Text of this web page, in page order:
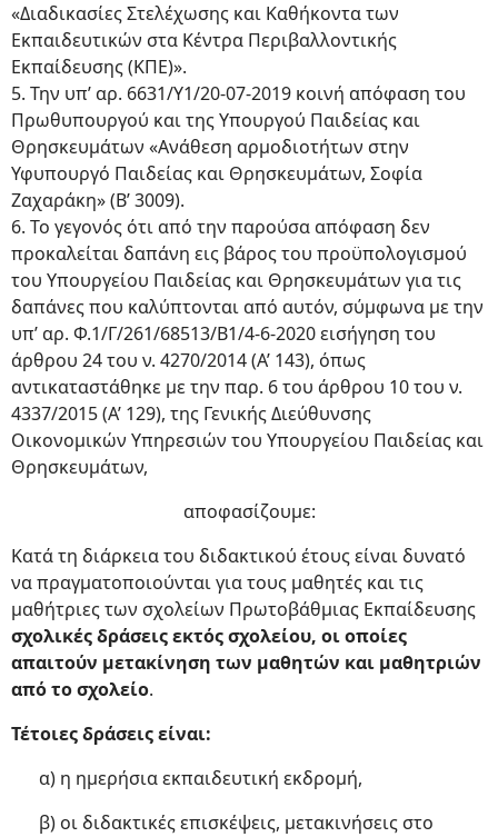
«Διαδικασίες Στελέχωσης και Καθήκοντα των
Εκπαιδευτικών στα Κέντρα Περιβαλλοντικής
Εκπαίδευσης (ΚΠΕ)».
5. Την υπ’ αρ. 6631/Υ1/20-07-2019 κοινή απόφαση του
Πρωθυπουργού και της Υπουργού Παιδείας και
Θρησκευμάτων «Ανάθεση αρμοδιοτήτων στην
Υφυπουργό Παιδείας και Θρησκευμάτων, Σοφία
Ζαχαράκη» (Β’ 3009).
6. Το γεγονός ότι από την παρούσα απόφαση δεν
προκαλείται δαπάνη εις βάρος του προϋπολογισμού
του Υπουργείου Παιδείας και Θρησκευμάτων για τις
δαπάνες που καλύπτονται από αυτόν, σύμφωνα με την
υπ’ αρ. Φ.1/Γ/261/68513/Β1/4-6-2020 εισήγηση του
άρθρου 24 του ν. 4270/2014 (Α’ 143), όπως
αντικαταστάθηκε με την παρ. 6 του άρθρου 10 του ν.
4337/2015 (Α’ 129), της Γενικής Διεύθυνσης
Οικονομικών Υπηρεσιών του Υπουργείου Παιδείας και
Θρησκευμάτων,
αποφασίζουμε:
Κατά τη διάρκεια του διδακτικού έτους είναι δυνατό
να πραγματοποιούνται για τους μαθητές και τις
μαθήτριες των σχολείων Πρωτοβάθμιας Εκπαίδευσης
σχολικές δράσεις εκτός σχολείου, οι οποίες
απαιτούν μετακίνηση των μαθητών και μαθητριών
από το σχολείο.
Τέτοιες δράσεις είναι:
α) η ημερήσια εκπαιδευτική εκδρομή,
β) οι διδακτικές επισκέψεις, μετακινήσεις στο